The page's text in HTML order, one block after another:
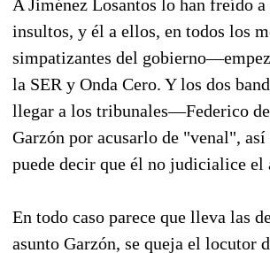
A Jiménez Losantos lo han freído
insultos, y él a ellos, en todos los
simpatizantes del
la SER y Onda Cero. Y los dos
llegar a los tribunales—Federico
Garzón por acusarlo de "venal", así
puede decir que él no judicialice el
En todo caso parece que lleva las
asunto Garzón, se queja el locutor